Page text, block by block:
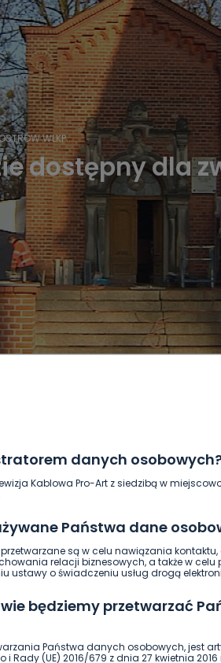
danych
Kablowa Pro-Art z siedzibą w
Państwa dane
są w celu nawiązania
relacji biznesowych, a także w celu
ustawy o świadczeniu usług drogą
będziemy przetwarzać
Państwa danych osobowych, jest
i Rady (UE) 2016/679 z dnia 27 kwietnia
WLKP.
dostępny dla
GOSPODARKA I FINANSE HISTORIA
WASZE INFO